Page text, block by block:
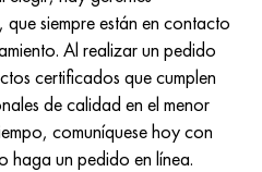
siempre están en contacto
Al realizar un pedido
certificados que cumplen
de calidad en el menor
comuníquese hoy con
haga un pedido en línea.